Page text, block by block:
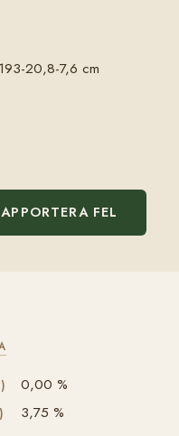
20,8-7,6 cm
FEL
0,00 %
3,75 %